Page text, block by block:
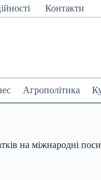
Контакти
Агрополітика
на міжнародні